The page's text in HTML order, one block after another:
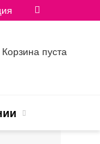
Корзина пуста